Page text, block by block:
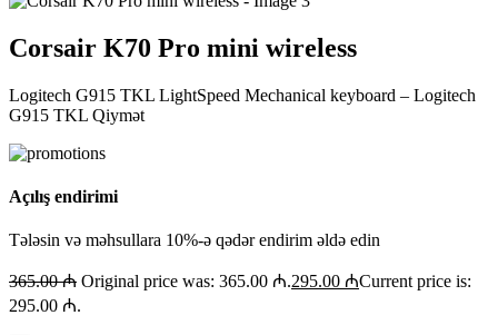
Corsair K70 Pro mini wireless
Logitech G915 TKL LightSpeed Mechanical keyboard – Logitech
G915 TKL Qiymət
Açılış endirimi
Tələsin və məhsullara 10%-ə qədər endirim əldə edin
365.00₼ Original price was: 365.00 ₼.295.00 ₼Current price is:
295.00 ₼.